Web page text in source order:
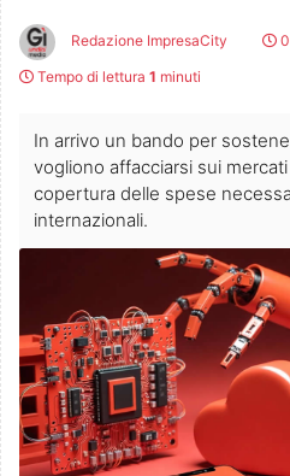
Redazione ImpresaCity
Tempo di lettura 1 minuti
In arrivo un bando per
vogliono affacciarsi sui
copertura delle spese
internazionali.